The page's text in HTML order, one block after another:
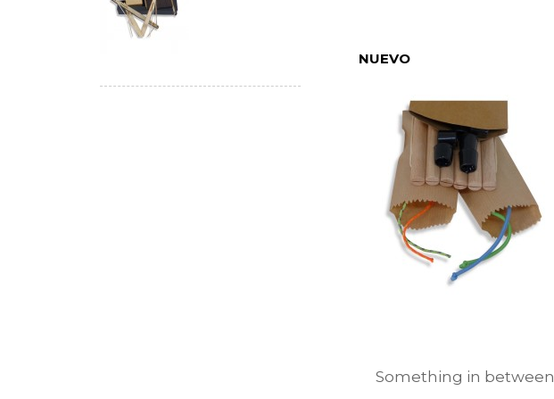
NUEVO
Something in between